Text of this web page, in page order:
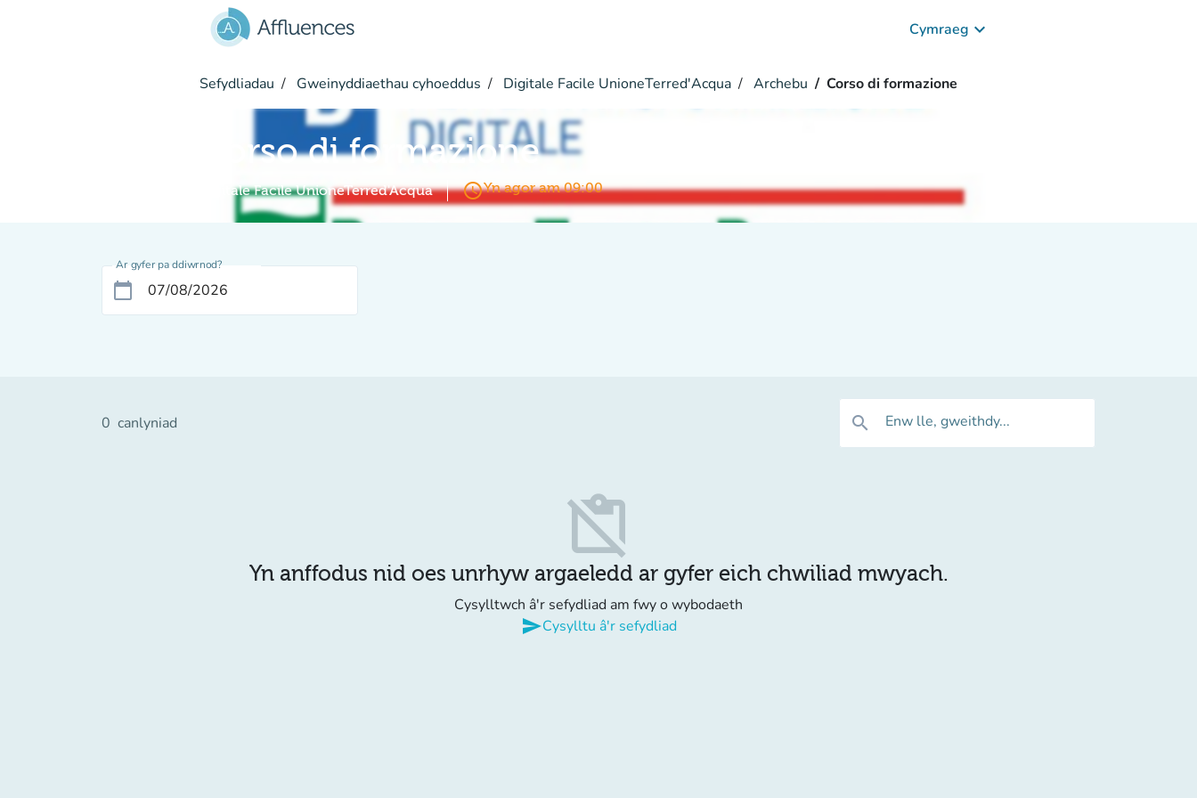
Cymraeg keyboard_arrow_down
Sefydliadau Gweinyddiaethau cyhoeddus Digitale Facile UnioneTerred'Acqua Archebu Corso di formazione
Corso di formazione
Digitale Facile UnioneTerred'Acqua access_timeYn agor am 09:00
Ar gyfer pa ddiwrnod?
calendar_today
0 canlyniad search Enw lle, gweithdy...
content_paste_off
Yn anffodus nid oes unrhyw argaeledd ar gyfer eich chwiliad mwyach.
Cysylltwch â'r sefydliad am fwy o wybodaeth
sendCysylltu â'r sefydliad